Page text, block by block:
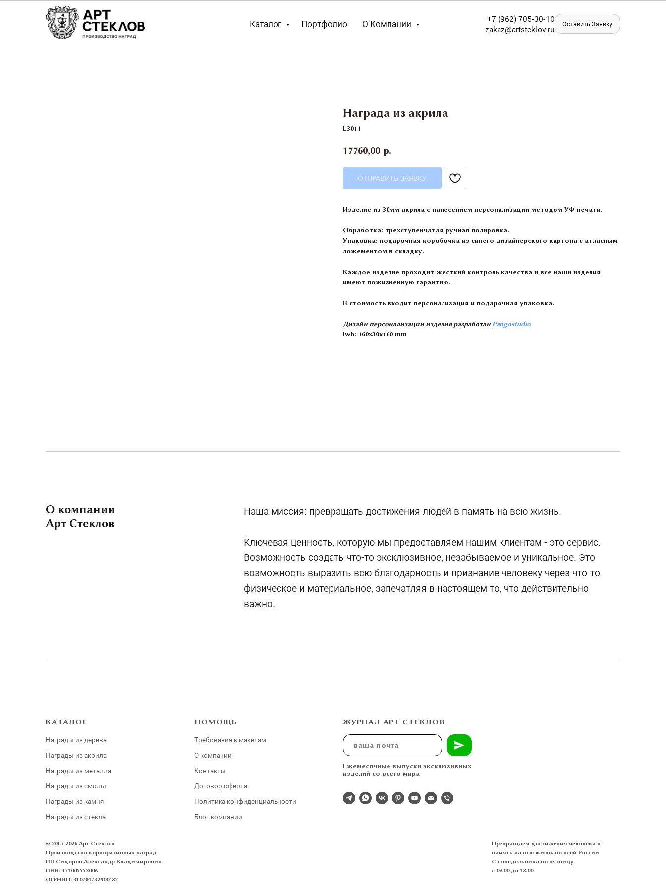
Каталог Портфолио О Компании +7 (962) 705-30-10
zakaz@artsteklov.ru Оставить Заявку
Награда из акрила
L3011
17760,00 р.
ОТПРАВИТЬ ЗАЯВКУ
Изделие из 30мм акрила с нанесением персонализации методом УФ печати.
Обработка: трехступенчатая ручная полировка.
Упаковка: подарочная коробочка из синего дизайнерского картона с атласным
ложементом в складку.
Каждое изделие проходит жесткий контроль качества и все наши изделия
имеют пожизненную гарантию.
В стоимость входит персонализация и подарочная упаковка.
Дизайн персонализации изделия разработан Pangostudio
lwh: 160x30x160 mm
О компании
Арт Стеклов
Наша миссия: превращать достижения людей в память на всю жизнь.
Ключевая ценность, которую мы предоставляем нашим клиентам - это сервис.
Возможность создать что-то эксклюзивное, незабываемое и уникальное. Это
возможность выразить всю благодарность и признание человеку через что-то
физическое и материальное, запечатляя в настоящем то, что действительно
важно.
КАТАЛОГ
Награды из дерева
Награды из акрила
Награды из металла
Награды из смолы
Награды из камня
Награды из стекла
ПОМОЩЬ
Требования к макетам
О компании
Контакты
Договор-оферта
Политика конфиденциальности
Блог компании
ЖУРНАЛ АРТ СТЕКЛОВ
Ежемесячные выпуски эксклюзивных
изделий со всего мира
© 2015-2026 Арт Стеклов
Производство корпоративных наград
ИП Сидоров Александр Владимирович
ИНН: 471005553006
ОГРНИП: 310784732900482
Превращаем достижения человека в
память на всю жизнь по всей России
С понедельника по пятницу
с 09.00 до 18.00